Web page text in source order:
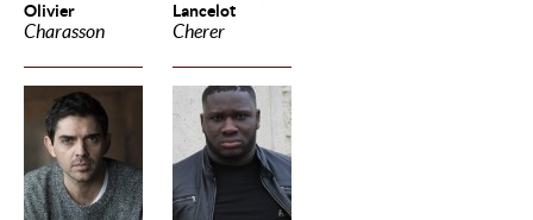
Olivier
Charasson
Lancelot
Cherer